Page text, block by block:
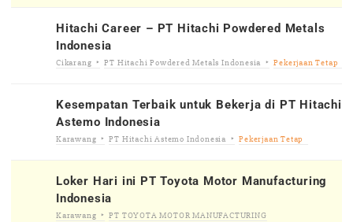
Hitachi Career – PT Hitachi Powdered Metals
Indonesia
Cikarang PT Hitachi Powdered Metals Indonesia Pekerjaan Tetap
Kesempatan Terbaik untuk Bekerja di PT Hitachi
Astemo Indonesia
Karawang PT Hitachi Astemo Indonesia Pekerjaan Tetap
Loker Hari ini PT Toyota Motor Manufacturing
Indonesia
Karawang
PT TOYOTA MOTOR MANUFACTURING